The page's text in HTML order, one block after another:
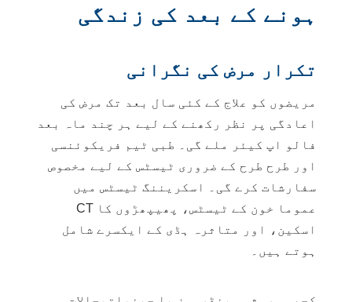
ہونے کے بعد کی زندگی
تکرار مرض کی نگرانی
مریضوں کو علاج کے کئی سال بعد تک مرض کی
اعادگی پر نظر رکھنے کے لیے ہر چند ماہ بعد
فالو اپ کیئر
ملے گی۔ طبی ٹیم فریکوئنسی
اور طرح طرح کے ضروری ٹیسٹس کے لیے مخصوص
سفارشات کرے گی۔ اسکریننگ ٹیسٹس میں
عموما خون کے ٹیسٹس، پھیپھڑوں کا CT
اسکین، اور متاثرہ ہڈی کے ایکسرے شامل
ہوتے ہیں۔